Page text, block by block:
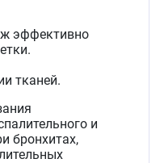
эффективно
тканей.
и
бронхитах,